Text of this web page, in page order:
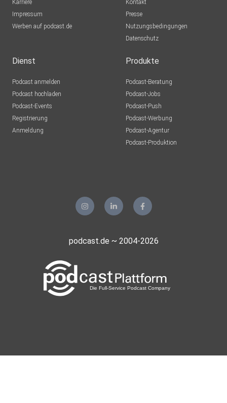
Karriere
Impressum
Werben auf podcast.de
Kontakt
Presse
Nutzungsbedingungen
Datenschutz
Dienst
Podcast anmelden
Podcast hochladen
Podcast-Events
Registrierung
Anmeldung
Produkte
Podcast-Beratung
Podcast-Jobs
Podcast-Push
Podcast-Werbung
Podcast-Agentur
Podcast-Produktion
podcast.de ~ 2004-2026